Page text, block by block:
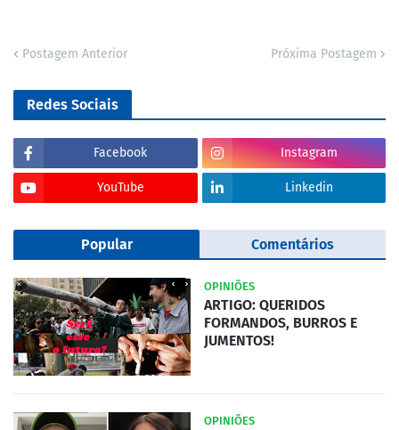
Postagem Anterior Próxima Postagem
Redes Sociais
Facebook Instagram
YouTube Linkedin
Popular Comentários
OPINIÕES
ARTIGO: QUERIDOS
FORMANDOS, BURROS E
JUMENTOS!
OPINIÕES